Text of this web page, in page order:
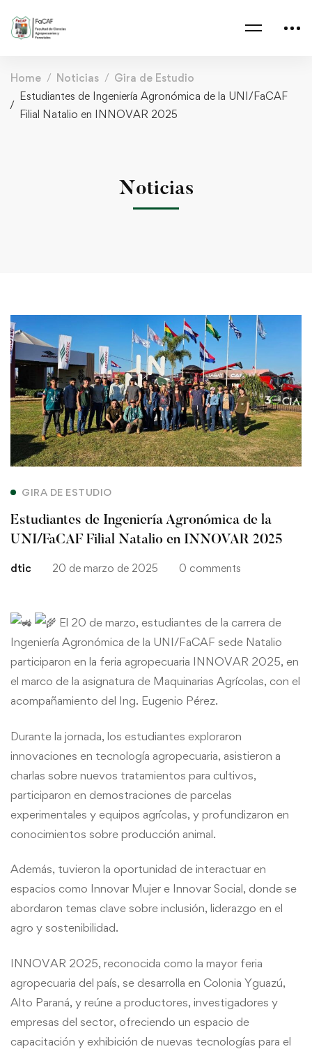
Home Noticias
Gira de Estudio
Estudiantes de Ingeniería Agronómica de la UNI/FaCAF
Filial Natalio en INNOVAR 2025
Noticias
Estudiantes
de
Ingeniería
Agronómica
de
la
UNI/FaCAF
Filial
Natalio
en
INNOVAR
2025
GIRA DE ESTUDIO
Estudiantes de Ingeniería Agronómica de la
UNI/FaCAF Filial Natalio en INNOVAR 2025
dtic 20 de marzo de 2025 0 comments
El 20 de marzo, estudiantes de la carrera de
Ingeniería Agronómica de la UNI/FaCAF sede Natalio
participaron en la feria agropecuaria INNOVAR 2025, en
el marco de la asignatura de Maquinarias Agrícolas, con el
acompañamiento del Ing. Eugenio Pérez.
Durante la jornada, los estudiantes exploraron
innovaciones en tecnología agropecuaria, asistieron a
charlas sobre nuevos tratamientos para cultivos,
participaron en demostraciones de parcelas
experimentales y equipos agrícolas, y profundizaron en
conocimientos sobre producción animal.
Además, tuvieron la oportunidad de interactuar en
espacios como Innovar Mujer e Innovar Social, donde se
abordaron temas clave sobre inclusión, liderazgo en el
agro y sostenibilidad.
INNOVAR 2025, reconocida como la mayor feria
agropecuaria del país, se desarrolla en Colonia Yguazú,
Alto Paraná, y reúne a productores, investigadores y
empresas del sector, ofreciendo un espacio de
capacitación y exhibición de nuevas tecnologías para el